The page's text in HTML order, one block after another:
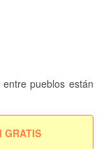
entre pueblos están